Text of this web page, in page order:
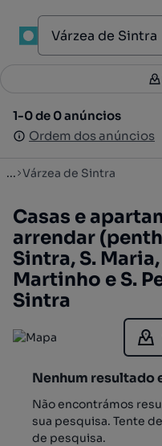
1-0 de 0 anúncios
Ordem dos anúncios
1-0 de 0 anúncios
Ordem dos anúncios
... Várzea de Sintra
Casas e
arrendar
Sintra, S.
Martinho e S.
Sintra
Nenhum resultado
Não encontrámos
sua pesquisa. Tente
de pesquisa.